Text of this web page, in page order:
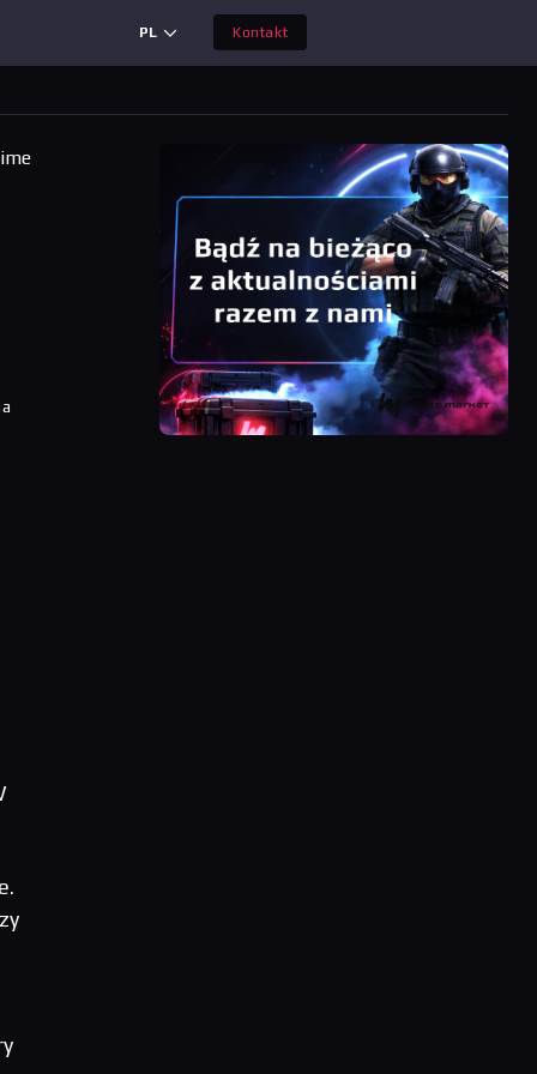
PL Kontakt